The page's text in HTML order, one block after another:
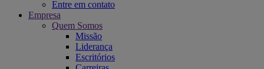
Entre em contato
Empresa
Quem Somos
Missão
Liderança
Escritórios